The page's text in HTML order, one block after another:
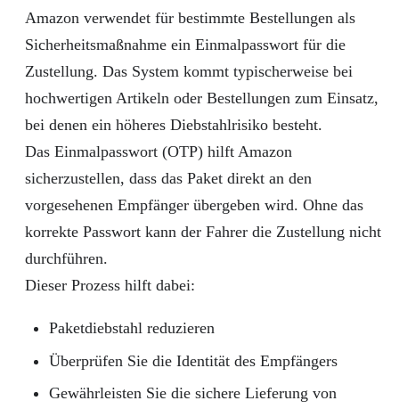
Amazon verwendet für bestimmte Bestellungen als
Sicherheitsmaßnahme ein Einmalpasswort für die
Zustellung. Das System kommt typischerweise bei
hochwertigen Artikeln oder Bestellungen zum Einsatz,
bei denen ein höheres Diebstahlrisiko besteht.
Das Einmalpasswort (OTP) hilft Amazon
sicherzustellen, dass das Paket direkt an den
vorgesehenen Empfänger übergeben wird. Ohne das
korrekte Passwort kann der Fahrer die Zustellung nicht
durchführen.
Dieser Prozess hilft dabei:
Paketdiebstahl reduzieren
Überprüfen Sie die Identität des Empfängers
Gewährleisten Sie die sichere Lieferung von